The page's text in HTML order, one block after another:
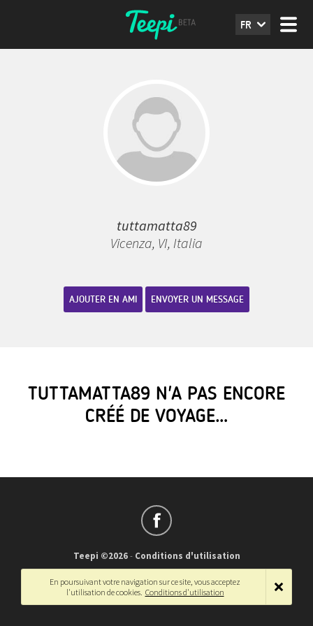
FR
tuttamatta89
Vicenza, VI, Italia
AJOUTER EN AMI ENVOYER UN MESSAGE
TUTTAMATTA89 N'A PAS ENCORE
CRÉÉ DE VOYAGE…
Teepi ©2026- Conditions d'utilisation
Français
English
En poursuivant votre navigation sur ce site, vous acceptez
l'utilisation de cookies. Conditions d'utilisation